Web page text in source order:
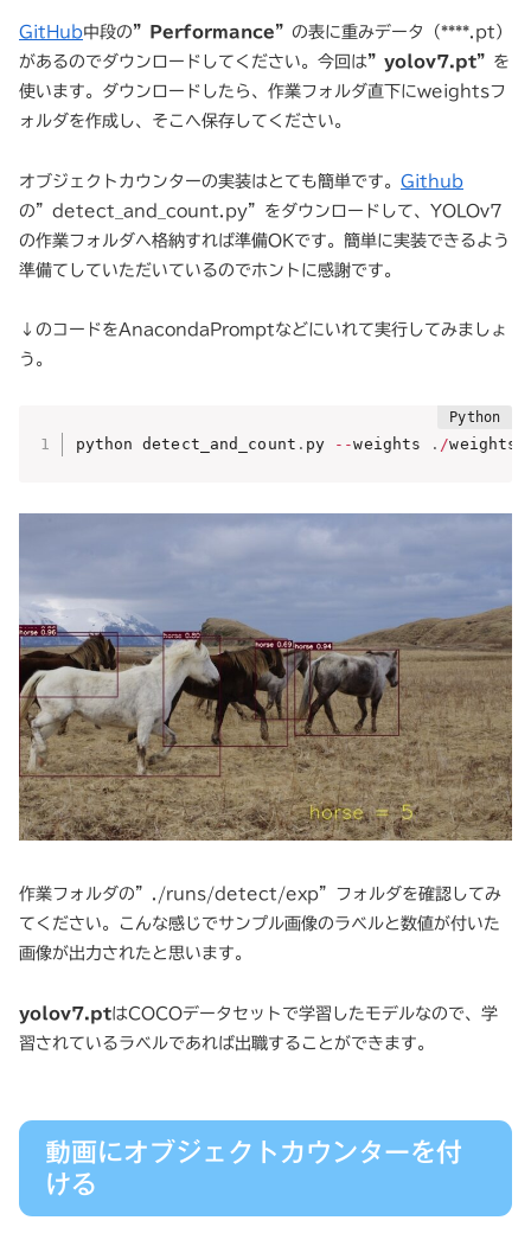
GitHub中段の”Performance” の表に重みデータ（****.pt）
があるのでダウンロードしてください。今回は”yolov7.pt” を
使います。ダウンロードしたら、作業フォルダ直下にweightsフ
ォルダを作成し、そこへ保存してください。
オブジェクトカウンターの実装はとても簡単です。 Github
の”detect_and_count.py”をダウンロードして、YOLOv7
の作業フォルダへ格納すれば準備OKです。簡単に実装できるよう
準備てしていただいているのでホントに感謝です。
↓のコードをAnacondaPromptなどにいれて実行してみましょ
う。
python detect_and_count . py - -weights . /weights
作業フォルダの”./runs/detect/exp”フォルダを確認してみ
てください。こんな感じでサンプル画像のラベルと数値が付いた
画像が出力されたと思います。
yolov7.ptはCOCOデータセットで学習したモデルなので、学
習されているラベルであれば出職することができます。
動画にオブジェクトカウンターを付
ける